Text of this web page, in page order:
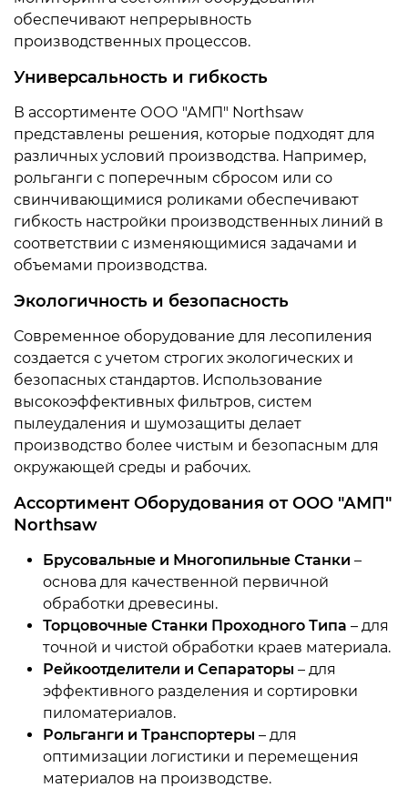
обеспечивают непрерывность
производственных процессов.
Универсальность и гибкость
В ассортименте ООО "АМП" Northsaw
представлены решения, которые подходят для
различных условий производства. Например,
рольганги с поперечным сбросом или со
свинчивающимися роликами обеспечивают
гибкость настройки производственных линий в
соответствии с изменяющимися задачами и
объемами производства.
Экологичность и безопасность
Современное оборудование для лесопиления
создается с учетом строгих экологических и
безопасных стандартов. Использование
высокоэффективных фильтров, систем
пылеудаления и шумозащиты делает
производство более чистым и безопасным для
окружающей среды и рабочих.
Ассортимент Оборудования от ООО "АМП"
Northsaw
Брусовальные и Многопильные Станки –
основа для качественной первичной
обработки древесины.
Торцовочные Станки Проходного Типа – для
точной и чистой обработки краев материала.
Рейкоотделители и Сепараторы – для
эффективного разделения и сортировки
пиломатериалов.
Рольганги и Транспортеры – для
оптимизации логистики и перемещения
материалов на производстве.